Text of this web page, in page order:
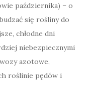
października) – o
się rośliny do
chłodne dni
niebezpiecznymi
azotowe,
roślinie pędów i